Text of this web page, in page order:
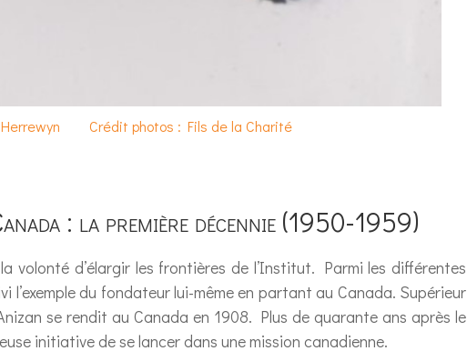
Crédit photos : Fils de la Charité
: la première décennie (1950-1959)
volonté d’élargir les frontières de l’Institut. Parmi les différentes
l’exemple du fondateur lui-même en partant au Canada. Supérieur
se rendit au Canada en 1908. Plus de quarante ans après le
initiative de se lancer dans une mission canadienne.